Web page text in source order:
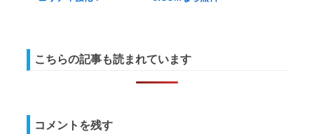
こちらの記事も読まれています
コメントを残す